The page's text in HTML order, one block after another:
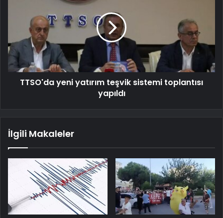
TTSO'da yeni yatırım teşvik sistemi toplantısı
yapıldı
İlgili Makaleler